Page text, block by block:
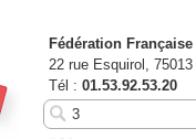
Fédération
22 rue Esquirol,
Tél : 01.53.92.53.20